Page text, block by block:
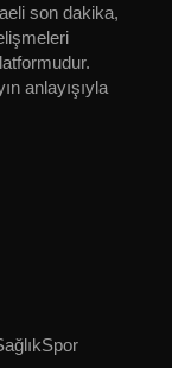
son dakika,
anlayışıyla
Spor